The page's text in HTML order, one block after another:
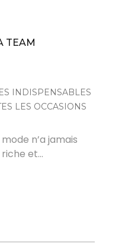
TEAM
INDISPENSABLES
LES OCCASIONS
n’a jamais
et…